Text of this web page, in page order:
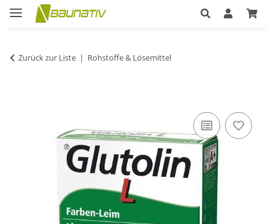
Zurück zur Liste Rohstoffe & Lösemittel